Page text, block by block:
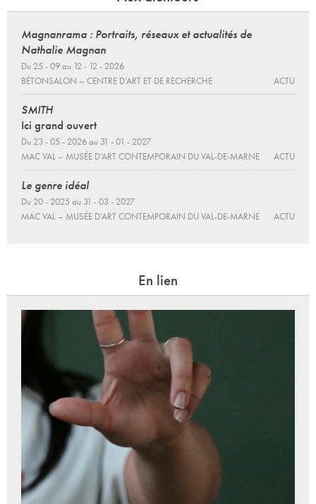
Magnanrama : Portraits, réseaux et actualités de
Nathalie Magnan
Du 25 - 09 au 12 - 12 - 2026
BÉTONSALON – CENTRE D’ART ET DE RECHERCHE
ACTU
SMITH
Ici grand ouvert
Du 23 - 05 - 2026 au 31 - 01 - 2027
MAC VAL – MUSÉE D’ART CONTEMPORAIN DU VAL-DE-MARNE
ACTU
Le genre idéal
Du 20 - 2025 au 31 - 03 - 2027
MAC VAL – MUSÉE D’ART CONTEMPORAIN DU VAL-DE-MARNE
ACTU
En lien